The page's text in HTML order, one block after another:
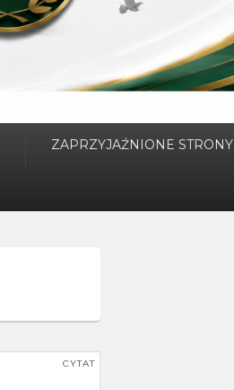
ZAPRZYJAŹNIONE STRONY
CYTAT